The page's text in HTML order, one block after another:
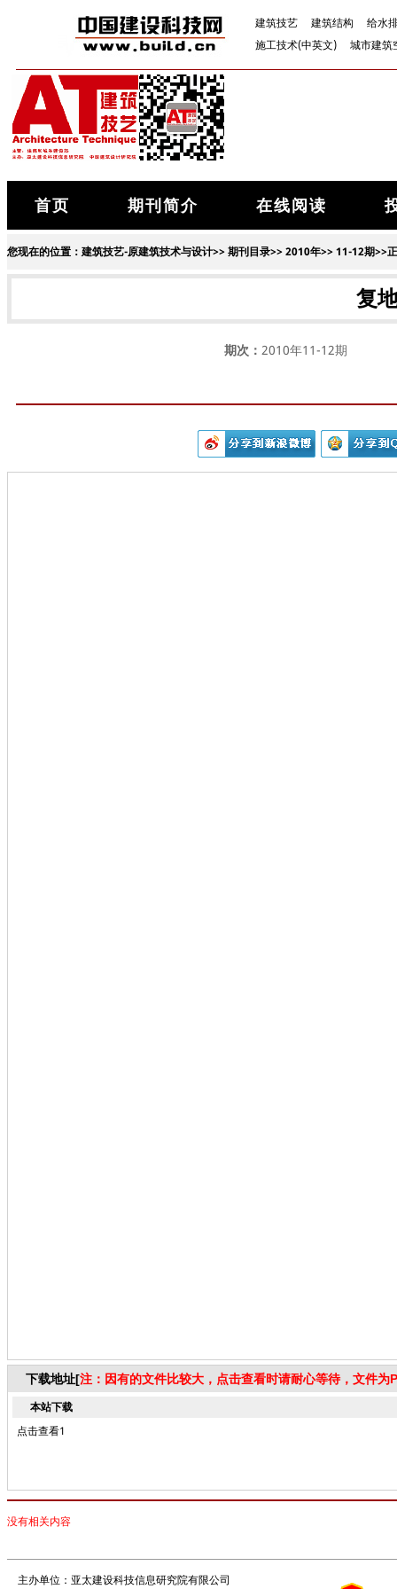
建筑技艺 建筑结构
给水
施工技术(中英文)
城市建筑
首页 期刊简介 在线阅读
您现在的位置： 建筑技艺-原建筑技术与设计>>期刊目录>>2010年>>11-12期>>
复
期次：2010年11-12期
下载地址[注：因有的文件比较大，点击查看时请耐心等待，文件为
本站下载
点击查看1
没有相关内容
主办单位：亚太建设科技信息研究院有限公司